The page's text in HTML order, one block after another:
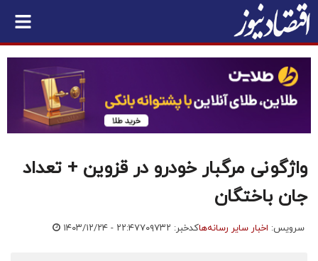
واژگونی مرگبار خودرو در قزوین + تعداد
جان باختگان
سرویس: اخبار سایر رسانه‌هاکدخبر: ۷۰۹۷۳۲ ۱۴۰۳/۱۲/۲۴ - ۲۲:۴۷